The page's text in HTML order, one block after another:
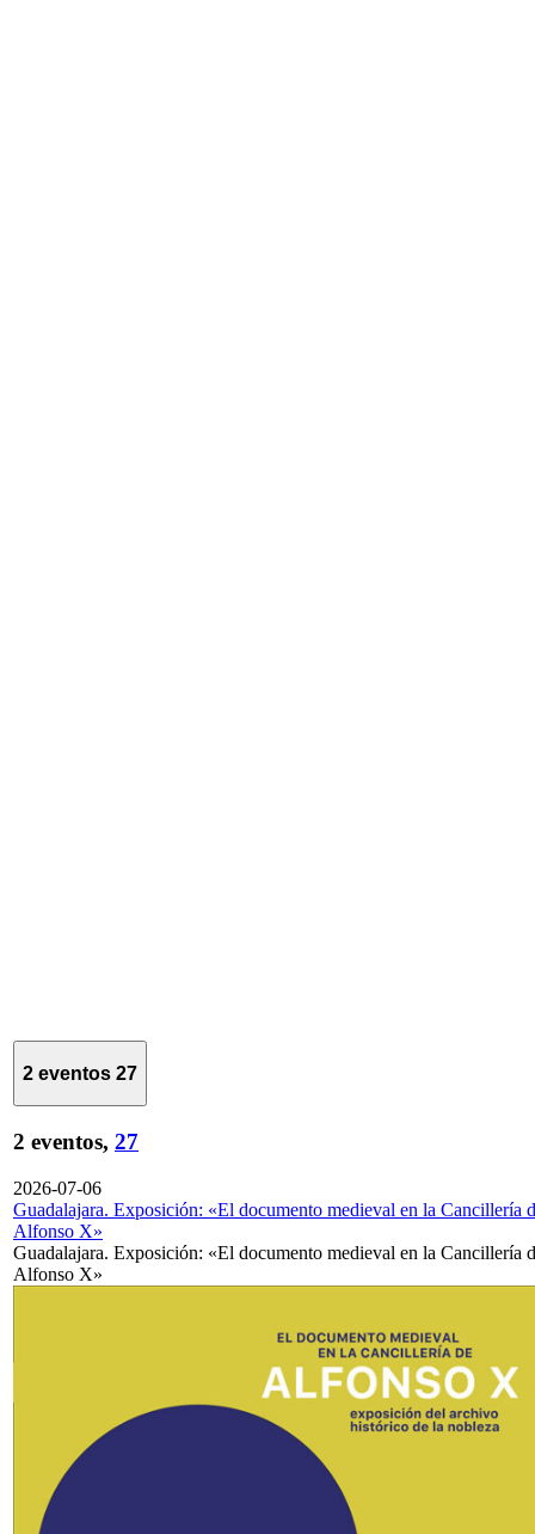
2 eventos 27
2 eventos, 27
2026-07-06
Guadalajara. Exposición: «El documento medieval en la Cancillería
Alfonso X»
Guadalajara. Exposición: «El documento medieval en la Cancillería
Alfonso X»